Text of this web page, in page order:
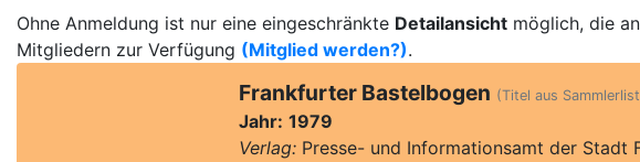
Ohne Anmeldung ist nur eine eingeschränkte Detailansicht möglich, die
Mitgliedern zur Verfügung (Mitglied werden?).
Frankfurter Bastelbogen (Titel aus
Jahr: 1979
Verlag:Presse- und Informationsamt der Stadt